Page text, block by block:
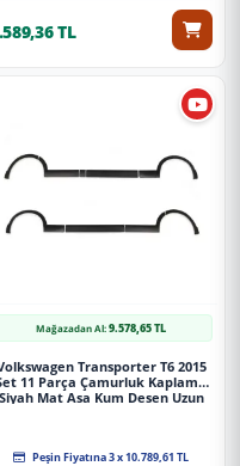
TL
Mağazadan Al:9.578,65 TL
Transporter T6 2015
11 Parça Çamurluk Kaplama
Siyah Mat Asa Kum Desen Uzun
Peşin Fiyatına 3 x 10.789,61 TL